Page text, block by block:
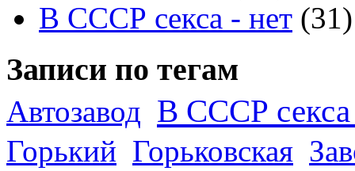
В СССР секса - нет (31)
Записи по тегам
Автозавод В СССР секса
Горький Горьковская